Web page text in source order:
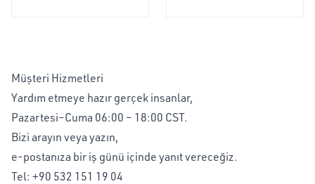
Müşteri Hizmetleri
Yardım etmeye hazır gerçek insanlar,
Pazartesi–Cuma 06:00 – 18:00 CST.
Bizi arayın veya yazın,
e-postanıza bir iş günü içinde yanıt vereceğiz.
Tel: +90 532 151 19 04